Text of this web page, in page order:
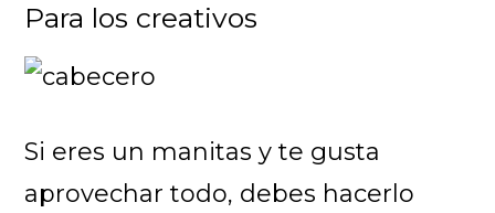
Para los creativos
Si eres un manitas y te gusta
aprovechar todo, debes hacerlo